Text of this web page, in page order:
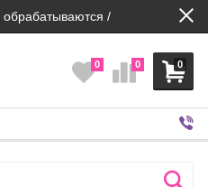
обрабатываются /
0
0 0